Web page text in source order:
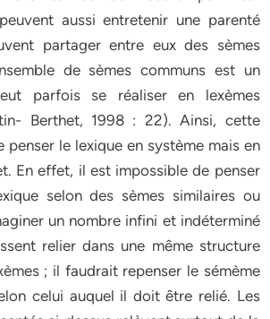
aussi entretenir une parenté
partager entre eux des sèmes
de sèmes communs est un
parfois se réaliser en lexèmes
Berthet, 1998 : 22). Ainsi, cette
penser le lexique en système mais en
En effet, il est impossible de penser
selon des sèmes similaires ou
un nombre infini et indéterminé
relier dans une même structure
; il faudrait repenser le sémème
celui auquel il doit être relié. Les